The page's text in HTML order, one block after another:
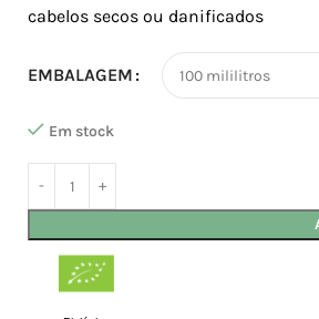
cabelos secos ou danificados
EMBALAGEM
Em stock